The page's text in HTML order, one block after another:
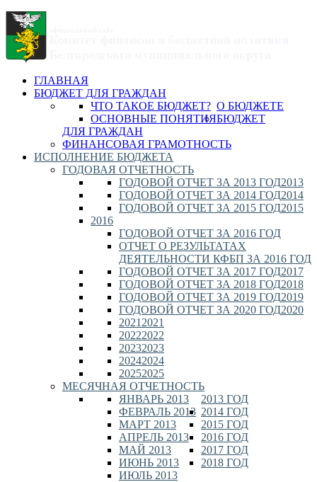
ГЛАВНАЯ
БЮДЖЕТ ДЛЯ ГРАЖДАН
О БЮДЖЕТЕ
ЧТО ТАКОЕ БЮДЖЕТ?
ОСНОВНЫЕ ПОНЯТИЯБЮДЖЕТ
ДЛЯ ГРАЖДАН
ФИНАНСОВАЯ ГРАМОТНОСТЬ
ИСПОЛНЕНИЕ БЮДЖЕТА
ГОДОВАЯ ОТЧЕТНОСТЬ
2013
ГОДОВОЙ ОТЧЕТ ЗА 2013 ГОД
2014
ГОДОВОЙ ОТЧЕТ ЗА 2014 ГОД
2015
ГОДОВОЙ ОТЧЕТ ЗА 2015 ГОД
2016
ГОДОВОЙ ОТЧЕТ ЗА 2016 ГОД
ОТЧЕТ О РЕЗУЛЬТАТАХ
ДЕЯТЕЛЬНОСТИ КФБП ЗА 2016 ГОД
2017
ГОДОВОЙ ОТЧЕТ ЗА 2017 ГОД
2018
ГОДОВОЙ ОТЧЕТ ЗА 2018 ГОД
2019
ГОДОВОЙ ОТЧЕТ ЗА 2019 ГОД
2020
ГОДОВОЙ ОТЧЕТ ЗА 2020 ГОД
2021
2021
2022
2022
2023
2023
2024
2024
2025
2025
МЕСЯЧНАЯ ОТЧЕТНОСТЬ
2013 ГОД
ЯНВАРЬ 2013
ФЕВРАЛЬ 2013
МАРТ 2013
АПРЕЛЬ 2013
МАЙ 2013
ИЮНЬ 2013
ИЮЛЬ 2013
2014 ГОД
2015 ГОД
2016 ГОД
2017 ГОД
2018 ГОД